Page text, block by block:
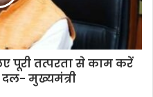
पूरी तत्परता से काम करें
मुख्यमंत्री